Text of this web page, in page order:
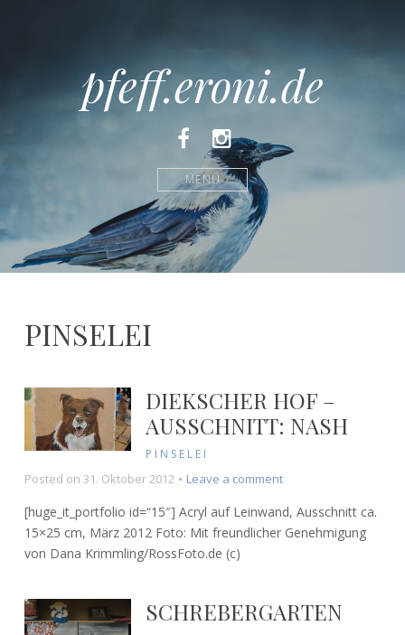
pfeff.eroni.de
FacebookInstagram
MENÜ
PINSELEI
DIEKSCHER HOF –
AUSSCHNITT: NASH
PINSELEI
Posted on 31. Oktober 2012 Leave a commenton
Hof
–
[huge_it_portfolio id=“15″] Acryl auf Leinwand, Ausschnitt ca.
15×25 cm, März 2012 Foto: Mit freundlicher Genehmigung
von Dana Krimmling/RossFoto.de (c)
SCHREBERGARTEN